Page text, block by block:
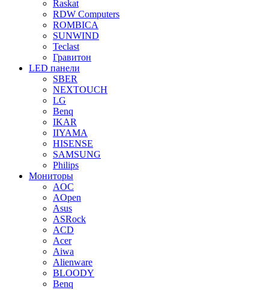
Raskat
RDW Computers
ROMBICA
SUNWIND
Teclast
Гравитон
LED панели
SBER
NEXTOUCH
LG
Benq
IKAR
IIYAMA
HISENSE
SAMSUNG
Philips
Мониторы
AOC
AOpen
Asus
ASRock
ACD
Acer
Aiwa
Alienware
BLOODY
Benq